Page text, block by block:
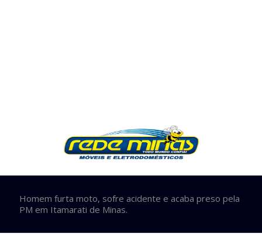
Homem furta moto, sofre acidente e acaba preso pela
PM em Itamarati de Minas.